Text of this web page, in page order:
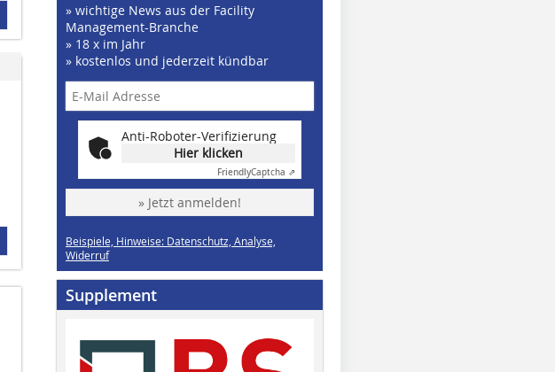
» wichtige News aus der Facility
Management-Branche
» 18 x im Jahr
» kostenlos und jederzeit kündbar
Anti-Roboter-Verifizierung
Hier klicken
FriendlyCaptcha ⇗
» Jetzt anmelden!
Beispiele, Hinweise: Datenschutz, Analyse,
Widerruf
Supplement